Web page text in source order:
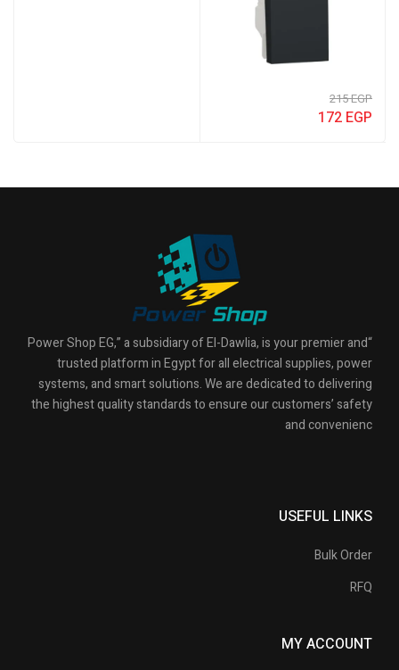
215EGP
172 EGP
“Power Shop EG,” a subsidiary of El-Dawlia, is your premier and
trusted platform in Egypt for all electrical supplies, power
systems, and smart solutions. We are dedicated to delivering
the highest quality standards to ensure our customers’ safety
and convenienc
USEFUL LINKS
Bulk Order
RFQ
MY ACCOUNT